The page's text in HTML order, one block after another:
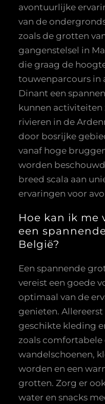
avontuurlijke
van de
zoals de grotten
gangenstelsel in
die graag de
touwenparcours in
Dinant een
kunnen activiteiten
rivieren in de
door bosrijke
vanaf hoge
worden
breed scala aan
ervaringen voor
Hoe kan ik me
een
België?
Een spannende
vereist een goede
optimaal van de
genieten.
geschikte kleding
zoals comfortabele
wandelschoenen,
worden en een
grotten. Zorg er
water en snacks